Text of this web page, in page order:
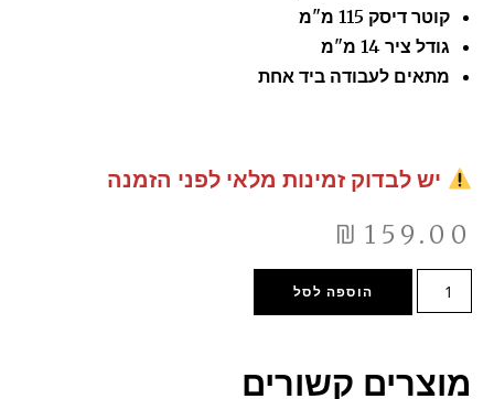
קוטר דיסק 115 מ"מ
גודל ציר 14 מ"מ
מתאים לעבודה ביד אחת
יש לבדוק זמינות מלאי לפני הזמנה
₪ 159.00
הוספה לסל
מוצרים קשורים